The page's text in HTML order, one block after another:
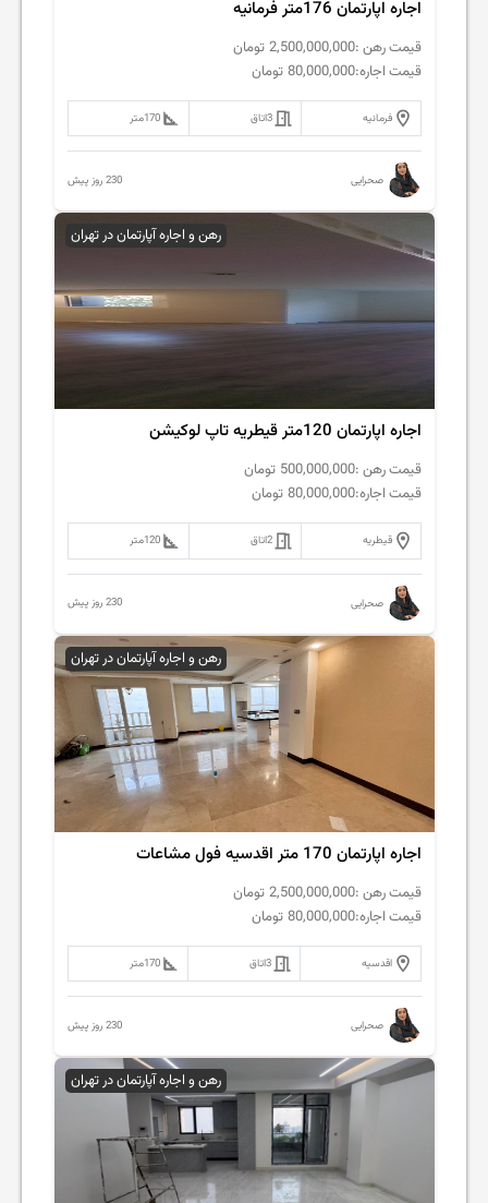
اجاره اپارتمان 176متر فرمانیه
قیمت رهن :2,500,000,000 تومان
قیمت اجاره:80,000,000 تومان
فرمانیه 3اتاق 170متر
صحرایی 230 روز پیش
رهن و اجاره آپارتمان در تهران
اجاره اپارتمان 120متر قیطریه تاپ لوکیشن
قیمت رهن :500,000,000 تومان
قیمت اجاره:80,000,000 تومان
قیطریه 2اتاق 120متر
صحرایی 230 روز پیش
رهن و اجاره آپارتمان در تهران
اجاره اپارتمان 170 متر اقدسیه فول مشاعات
قیمت رهن :2,500,000,000 تومان
قیمت اجاره:80,000,000 تومان
اقدسیه 3اتاق 170متر
صحرایی 230 روز پیش
رهن و اجاره آپارتمان در تهران